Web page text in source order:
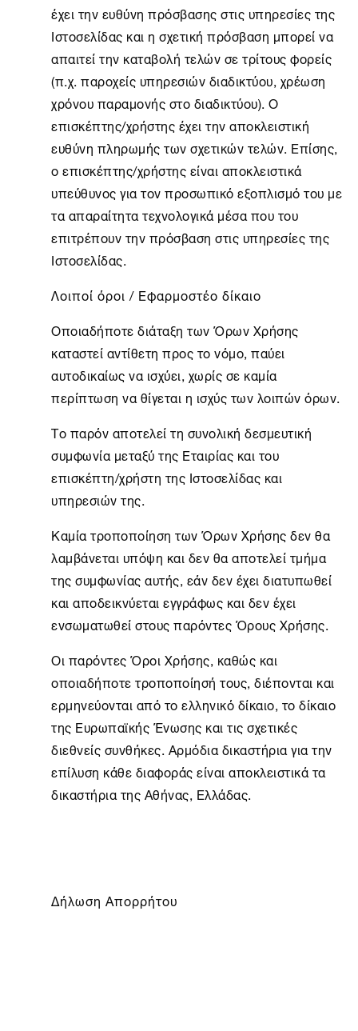
έχει την ευθύνη πρόσβασης στις υπηρεσίες της
Ιστοσελίδας και η σχετική πρόσβαση μπορεί να
απαιτεί την καταβολή τελών σε τρίτους φορείς
(π.χ. παροχείς υπηρεσιών διαδικτύου, χρέωση
χρόνου παραμονής στο διαδικτύου). Ο
επισκέπτης/χρήστης έχει την αποκλειστική
ευθύνη πληρωμής των σχετικών τελών. Επίσης,
ο επισκέπτης/χρήστης είναι αποκλειστικά
υπεύθυνος για τον προσωπικό εξοπλισμό του με
τα απαραίτητα τεχνολογικά μέσα που του
επιτρέπουν την πρόσβαση στις υπηρεσίες της
Ιστοσελίδας.
Λοιποί όροι / Εφαρμοστέο δίκαιο
Οποιαδήποτε διάταξη των Όρων Χρήσης
καταστεί αντίθετη προς το νόμο, παύει
αυτοδικαίως να ισχύει, χωρίς σε καμία
περίπτωση να θίγεται η ισχύς των λοιπών όρων.
Το παρόν αποτελεί τη συνολική δεσμευτική
συμφωνία μεταξύ της Εταιρίας και του
επισκέπτη/χρήστη της Ιστοσελίδας και
υπηρεσιών της.
Καμία τροποποίηση των Όρων Χρήσης δεν θα
λαμβάνεται υπόψη και δεν θα αποτελεί τμήμα
της συμφωνίας αυτής, εάν δεν έχει διατυπωθεί
και αποδεικνύεται εγγράφως και δεν έχει
ενσωματωθεί στους παρόντες Όρους Χρήσης.
Οι παρόντες Όροι Χρήσης, καθώς και
οποιαδήποτε τροποποίησή τους, διέπονται και
ερμηνεύονται από το ελληνικό δίκαιο, το δίκαιο
της Ευρωπαϊκής Ένωσης και τις σχετικές
διεθνείς συνθήκες. Αρμόδια δικαστήρια για την
επίλυση κάθε διαφοράς είναι αποκλειστικά τα
δικαστήρια της Αθήνας, Ελλάδας.
Δήλωση Απορρήτου